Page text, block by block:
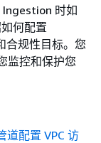
Ingestion 时如
何配置
合规性目标。您
监控和保护您
道配置 VPC 访